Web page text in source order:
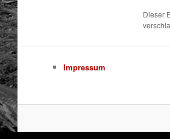
Dieser
Impressum